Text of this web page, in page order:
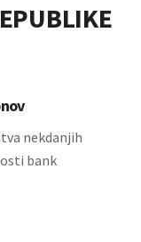
nekdanjih
bank